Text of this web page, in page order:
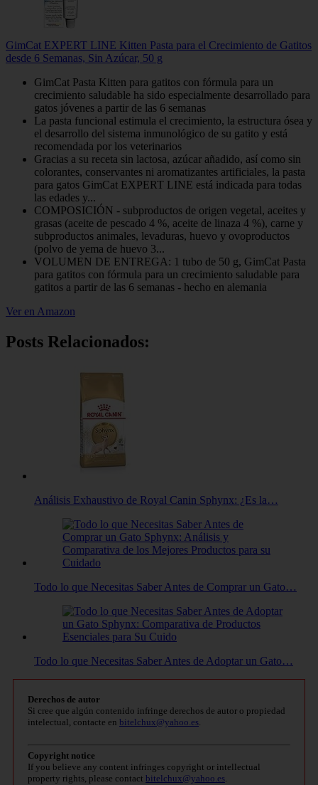
GimCat EXPERT LINE Kitten Pasta para el Crecimiento de Gatitos
desde 6 Semanas, Sin Azúcar, 50 g
GimCat Pasta Kitten para gatitos con fórmula para un
crecimiento saludable ha sido especialmente desarrollado para
gatos jóvenes a partir de las 6 semanas
La pasta funcional estimula el crecimiento, la estructura ósea y
el desarrollo del sistema inmunológico de su gatito y está
recomendada por los veterinarios
Gracias a su receta sin lactosa, azúcar añadido, así como sin
colorantes, conservantes ni aromatizantes artificiales, la pasta
para gatos GimCat EXPERT LINE está indicada para todas
las edades y...
COMPOSICIÓN - subproductos de origen vegetal, aceites y
grasas (aceite de pescado 4 %, aceite de linaza 4 %), carne y
subproductos animales, levaduras, huevo y ovoproductos
(polvo de yema de huevo 3...
VOLUMEN DE ENTREGA: 1 tubo de 50 g, GimCat Pasta
para gatitos con fórmula para un crecimiento saludable para
gatitos a partir de las 6 semanas - hecho en alemania
Ver en Amazon
Posts Relacionados:
Análisis Exhaustivo de Royal Canin Sphynx: ¿Es la…
Todo lo que Necesitas Saber Antes de Comprar un Gato…
Todo lo que Necesitas Saber Antes de Adoptar un Gato…
Derechos de autor
Si cree que algún contenido infringe derechos de autor o propiedad
intelectual, contacte en bitelchux@yahoo.es.
Copyright notice
If you believe any content infringes copyright or intellectual
property rights, please contact bitelchux@yahoo.es.